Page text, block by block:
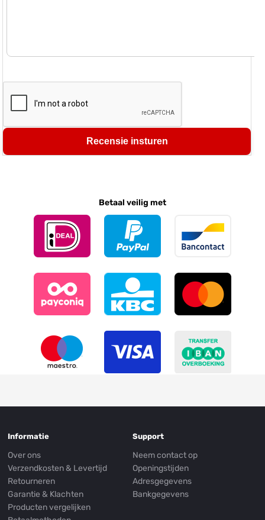
Recensie insturen
Betaal veilig met
Informatie
Over ons
Verzendkosten & Levertijd
Retourneren
Garantie & Klachten
Producten vergelijken
Support
Neem contact op
Openingstijden
Adresgegevens
Bankgegevens